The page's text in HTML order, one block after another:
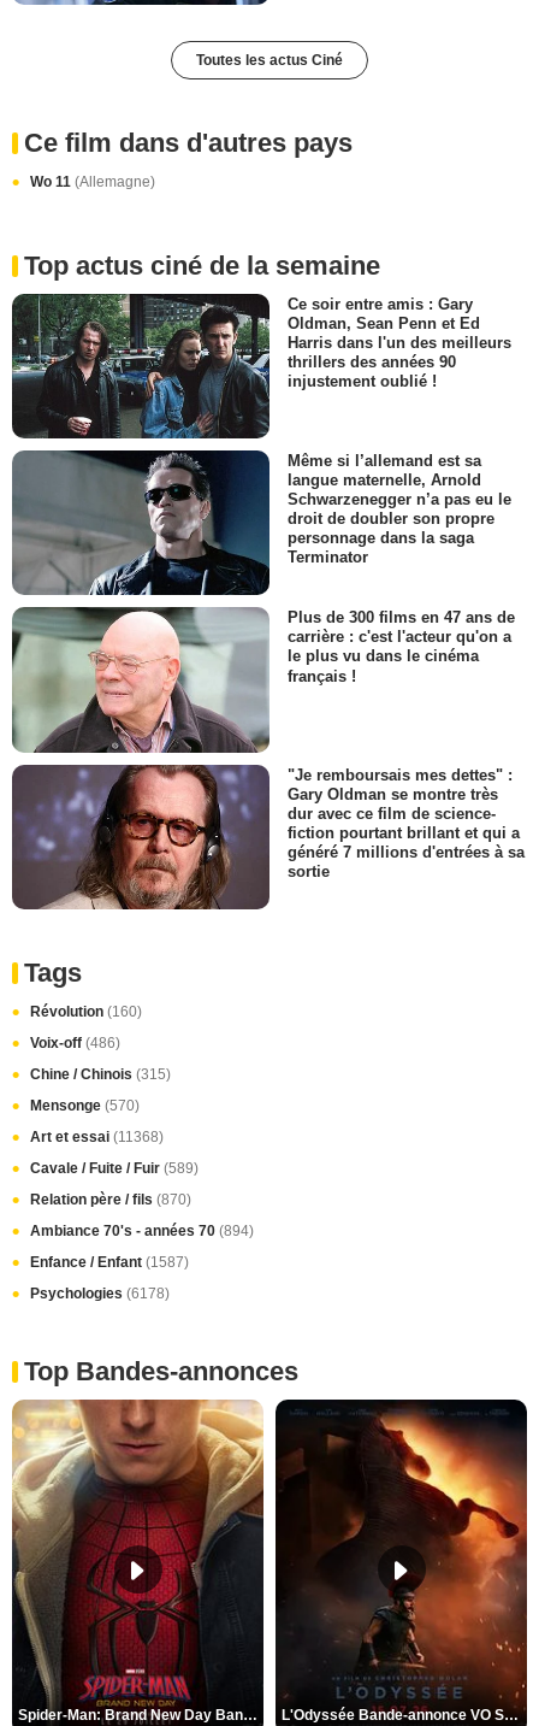
Toutes les actus Ciné
Ce film dans d'autres pays
Wo 11 (Allemagne)
Top actus ciné de la semaine
Ce soir entre amis : Gary
Oldman, Sean Penn et Ed
Harris dans l'un des meilleurs
thrillers des années 90
injustement oublié !
Même si l’allemand est sa
langue maternelle, Arnold
Schwarzenegger n’a pas eu le
droit de doubler son propre
personnage dans la saga
Terminator
Plus de 300 films en 47 ans de
carrière : c'est l'acteur qu'on a
le plus vu dans le cinéma
français !
"Je remboursais mes dettes" :
Gary Oldman se montre très
dur avec ce film de science-
fiction pourtant brillant et qui a
généré 7 millions d'entrées à sa
sortie
Tags
Révolution (160)
Voix-off (486)
Chine / Chinois (315)
Mensonge (570)
Art et essai (11368)
Cavale / Fuite / Fuir (589)
Relation père / fils (870)
Ambiance 70's - années 70 (894)
Enfance / Enfant (1587)
Psychologies (6178)
Top Bandes-annonces
Spider-Man: Brand New Day Bande-annonce VO STFR L'Odyssée Bande-annonce VO STFR